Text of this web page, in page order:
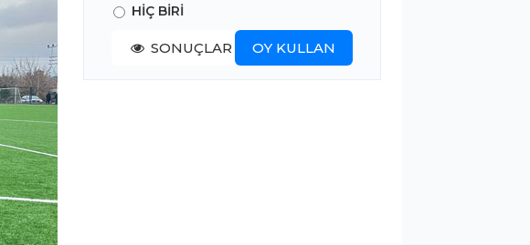
HİÇ BİRİ
SONUÇLAR OY KULLAN